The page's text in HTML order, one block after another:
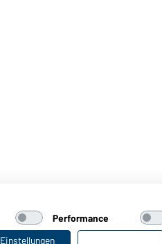
Performance
Einstellungen